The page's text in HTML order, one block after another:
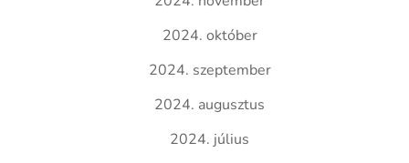
2024. október
2024. szeptember
2024. augusztus
2024. július